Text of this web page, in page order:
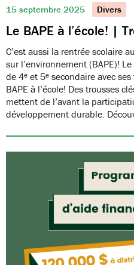
15 septembre 2025 Divers
Le BAPE à l’école! |
C’est aussi la rentrée scolaire
sur l’environnement (BAPE)!
de 4ᵉ et 5ᵉ secondaire avec
BAPE à l’école! Des trousses
mettent de l’avant la
développement durable.